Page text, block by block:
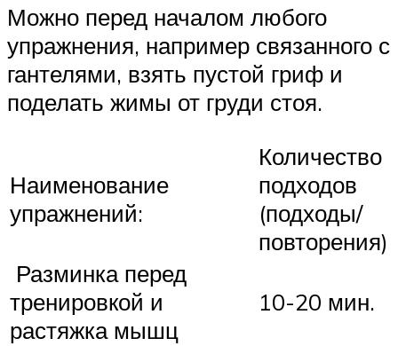
Можно перед началом любого
упражнения, например связанного с
гантелями, взять пустой гриф и
поделать жимы от груди стоя.
Наименование
упражнений:
Количество
подходов
(подходы/
повторения)
Разминка перед
тренировкой и
растяжка мышц
10-20 мин.